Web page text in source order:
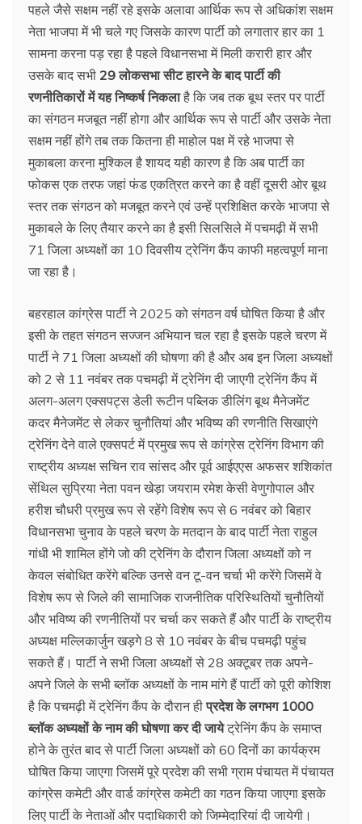
पहले जैसे सक्षम नहीं रहे इसके अलावा आर्थिक रूप से अधिकांश सक्षम
नेता भाजपा में भी चले गए जिसके कारण पार्टी को लगातार हार का 1
सामना करना पड़ रहा है पहले विधानसभा में मिली करारी हार और
उसके बाद सभी 29 लोकसभा सीट हारने के बाद पार्टी की
रणनीतिकारों में यह निष्कर्ष निकलाहै कि जब तक बूथ स्तर पर पार्टी
का संगठन मजबूत नहीं होगा और आर्थिक रूप से पार्टी और उसके नेता
सक्षम नहीं होंगे तब तक कितना ही माहोल पक्ष में रहे भाजपा से
मुकाबला करना मुश्किल है शायद यही कारण है कि अब पार्टी का
फोकस एक तरफ जहां फंड एकत्रित करने का है वहीं दूसरी ओर बूथ
स्तर तक संगठन को मजबूत करने एवं उन्हें प्रशिक्षित करके भाजपा से
मुकाबले के लिए तैयार करने का है इसी सिलसिले में पचमढ़ी में सभी
71 जिला अध्यक्षों का 10 दिवसीय ट्रेनिंग कैंप काफी महत्वपूर्ण माना
जा रहा है।
बहरहाल कांग्रेस पार्टी ने 2025 को संगठन वर्ष घोषित किया है और
इसी के तहत संगठन सज्जन अभियान चल रहा है इसके पहले चरण में
पार्टी ने 71 जिला अध्यक्षों की घोषणा की है और अब इन जिला अध्यक्षों
को 2 से 11 नवंबर तक पचमढ़ी में ट्रेनिंग दी जाएगी ट्रेनिंग कैंप में
अलग-अलग एक्सपट्स डेली रूटीन पब्लिक डीलिंग बूथ मैनेजमेंट
कदर मैनेजमेंट से लेकर चुनौतियां और भविष्य की रणनीति सिखाएंगे
ट्रेनिंग देने वाले एक्सपर्ट में प्रमुख रूप से कांग्रेस ट्रेनिंग विभाग की
राष्ट्रीय अध्यक्ष सचिन राव सांसद और पूर्व आईएएस अफसर शशिकांत
सेंथिल सुप्रिया नेता पवन खेड़ा जयराम रमेश केसी वेणुगोपाल और
हरीश चौधरी प्रमुख रूप से रहेंगे विशेष रूप से 6 नवंबर को बिहार
विधानसभा चुनाव के पहले चरण के मतदान के बाद पार्टी नेता राहुल
गांधी भी शामिल होंगे जो की ट्रेनिंग के दौरान जिला अध्यक्षों को न
केवल संबोधित करेंगे बल्कि उनसे वन टू-वन चर्चा भी करेंगे जिसमें वे
विशेष रूप से जिले की सामाजिक राजनीतिक परिस्थितियों चुनौतियों
और भविष्य की रणनीतियों पर चर्चा कर सकते हैं और पार्टी के राष्ट्रीय
अध्यक्ष मल्लिकार्जुन खड़गे 8 से 10 नवंबर के बीच पचमढ़ी पहुंच
सकते हैं। पार्टी ने सभी जिला अध्यक्षों से 28 अक्टूबर तक अपने-
अपने जिले के सभी ब्लॉक अध्यक्षों के नाम मांगे हैं पार्टी को पूरी कोशिश
है कि पचमढ़ी में ट्रेनिंग कैंप के दौरान हीप्रदेश के लगभग 1000
ब्लॉक अध्यक्षों के नाम की घोषणा कर दी जायेट्रेनिंग कैंप के समाप्त
होने के तुरंत बाद से पार्टी जिला अध्यक्षों को 60 दिनों का कार्यक्रम
घोषित किया जाएगा जिसमें पूरे प्रदेश की सभी ग्राम पंचायत में पंचायत
कांग्रेस कमेटी और वार्ड कांग्रेस कमेटी का गठन किया जाएगा इसके
लिए पार्टी के नेताओं और पदाधिकारी को जिम्मेदारियां दी जायेगी।